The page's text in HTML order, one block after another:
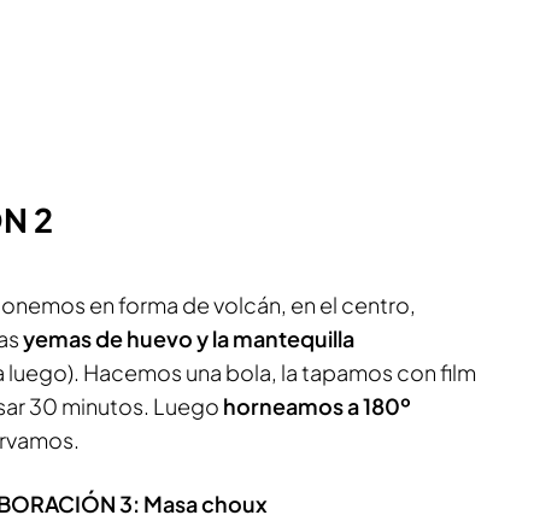
2
en forma de volcán, en el centro,
yemas de huevo y la mantequilla
luego). Hacemos una bola, la tapamos con film
30 minutos. Luego horneamos a 180º
3: Masa choux